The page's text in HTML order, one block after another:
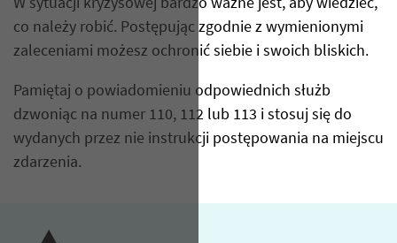
W sytuacji kryzysowej bardzo ważne jest, aby wiedzieć,
co należy robić. Postępując zgodnie z wymienionymi
zaleceniami możesz ochronić siebie i swoich bliskich.
Pamiętaj o powiadomieniu odpowiednich służb
dzwoniąc na numer 110, 112 lub 113 i stosuj się do
wydanych przez nie instrukcji postępowania na miejscu
zdarzenia.